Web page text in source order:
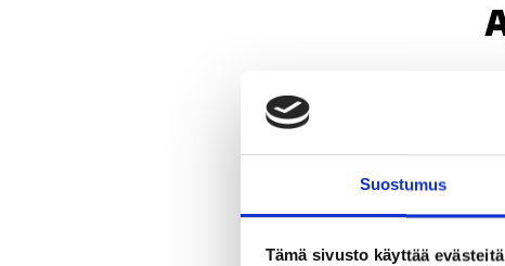
Suostumus
Tämä sivusto käyttää evästeitä